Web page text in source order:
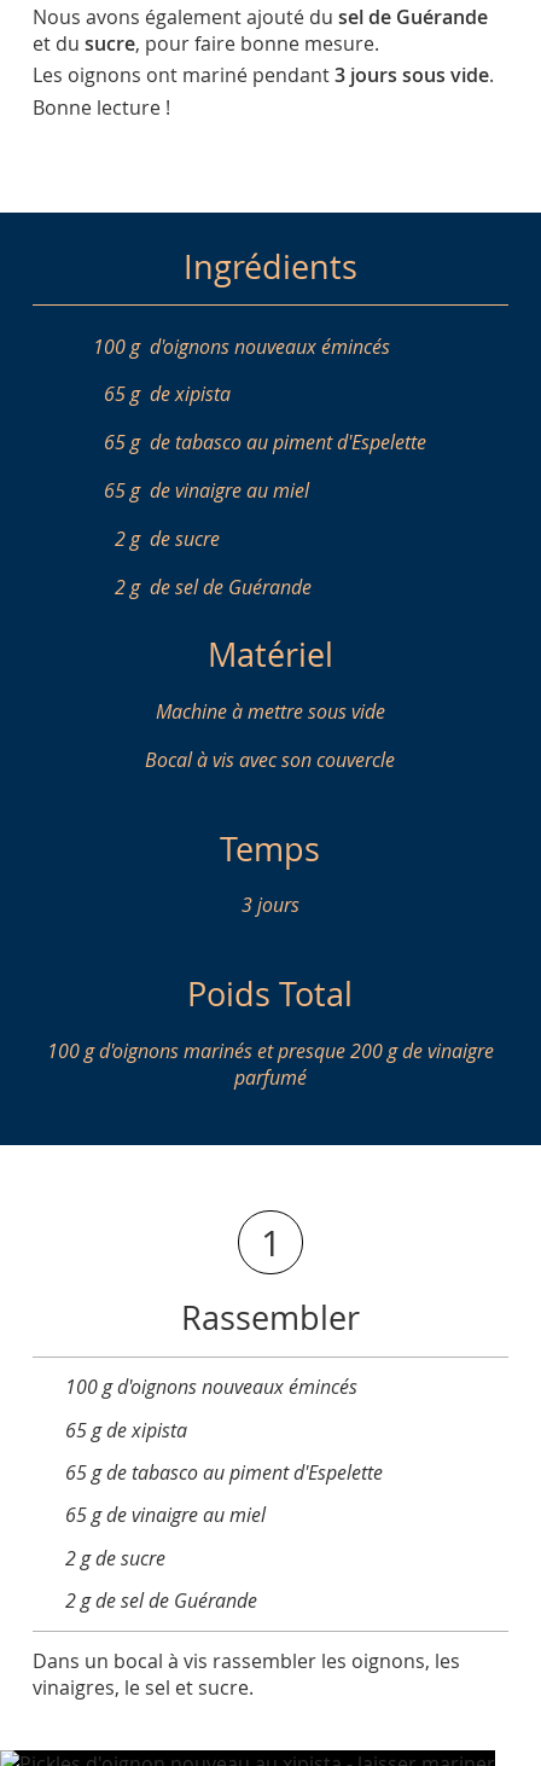
Nous avons également ajouté du sel de Guérande
et du sucre, pour faire bonne mesure.
Les oignons ont mariné pendant3 jours sous vide.
Bonne lecture !
Ingrédients
100 g d'oignons nouveaux émincés
65 g de xipista
65 g de tabasco au piment d'Espelette
65 g de vinaigre au miel
2 g de sucre
2 g de sel de Guérande
Matériel
Machine à mettre sous vide
Bocal à vis avec son couvercle
Temps
3 jours
Poids Total
100 g d'oignons marinés et presque 200 g de vinaigre
parfumé
1
Rassembler
100 g d'oignons nouveaux émincés
65 g de xipista
65 g de tabasco au piment d'Espelette
65 g de vinaigre au miel
2 g de sucre
2 g de sel de Guérande
Dans un bocal à vis rassembler les oignons, les
vinaigres, le sel et sucre.